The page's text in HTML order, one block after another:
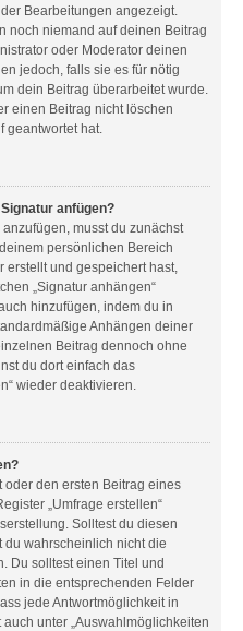
Bearbeitungen angezeigt.
noch niemand auf deinen Beitrag
oder Moderator deinen
jedoch, falls sie es für nötig
dein Beitrag überarbeitet wurde.
einen Beitrag nicht löschen
geantwortet hat.
anfügen?
musst du zunächst
persönlichen Bereich
und gespeichert hast,
„Signatur anhängen“
hinzufügen, indem du in
Anhängen deiner
Beitrag dennoch ohne
du dort einfach das
wieder deaktivieren.
oder den ersten Beitrag eines
„Umfrage erstellen“
Solltest du diesen
du wahrscheinlich nicht die
Du solltest einen Titel und
in die entsprechenden Felder
jede Antwortmöglichkeit in
unter „Auswahlmöglichkeiten